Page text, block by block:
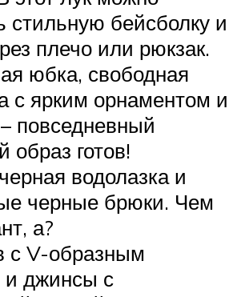
стильную бейсболку и
плечо или рюкзак.
юбка, свободная
с ярким орнаментом и
повседневный
образ готов!
водолазка и
черные брюки. Чем
а?
с V-образным
и джинсы с